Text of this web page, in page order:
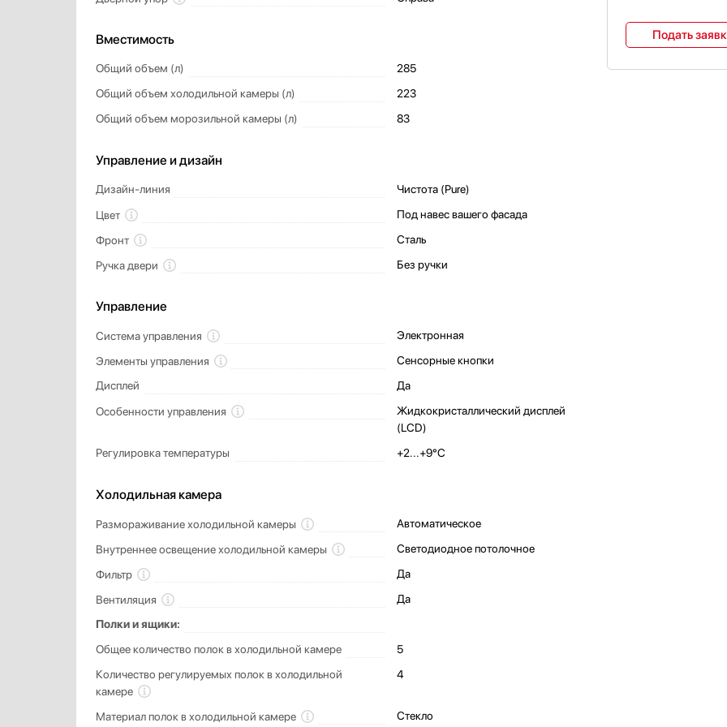
Вместимость
Общий объем (л)
285
Общий объем холодильной камеры (л)
223
Общий объем морозильной камеры (л)
83
Управление и дизайн
Дизайн-линия
Чистота (Pure)
Цвет
Под навес вашего фасада
Фронт
Сталь
Ручка двери
Без ручки
Управление
Система управления
Электронная
Элементы управления
Сенсорные кнопки
Дисплей
Да
Особенности управления
Жидкокристаллический дисплей
(LCD)
Регулировка температуры
+2...+9°C
Холодильная камера
Размораживание холодильной камеры
Автоматическое
Внутреннее освещение холодильной камеры
Светодиодное потолочное
Фильтр
Да
Вентиляция
Да
Полки и ящики:
Общее количество полок в холодильной камере
5
Количество регулируемых полок в холодильной
камере
4
Материал полок в холодильной камере Стекло
Подать